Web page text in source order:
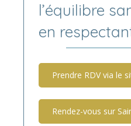
l’équilibre
en
Prendre RDV via le
Rendez-vous sur